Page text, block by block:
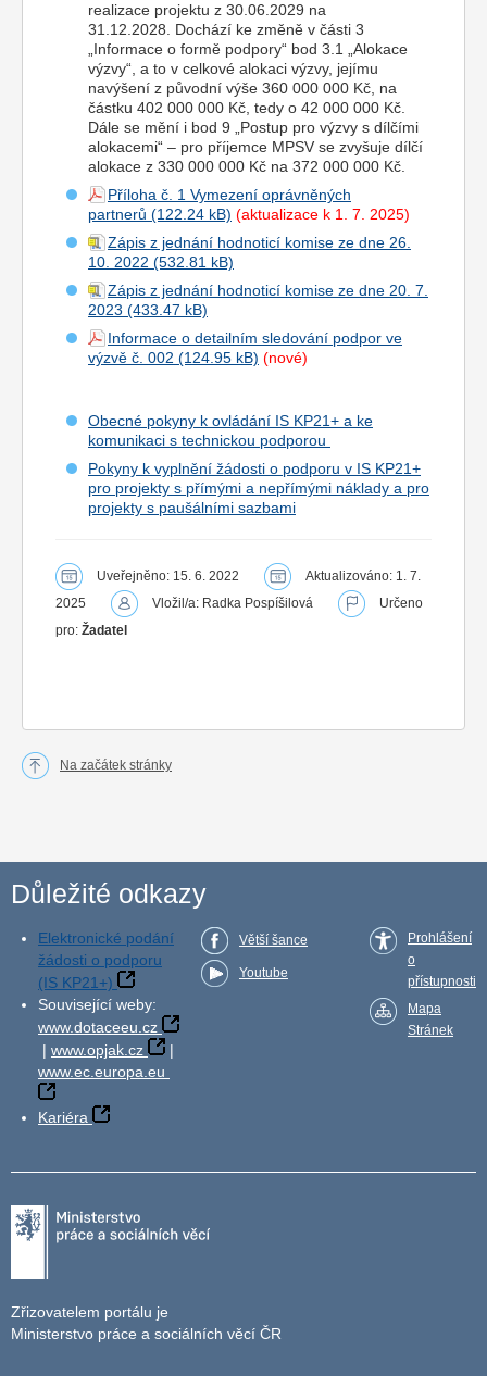
realizace projektu z 30.06.2029 na
31.12.2028. Dochází ke změně v části 3
„Informace o formě podpory“ bod 3.1 „Alokace
výzvy“, a to v celkové alokaci výzvy, jejímu
navýšení z původní výše 360 000 000 Kč, na
částku 402 000 000 Kč, tedy o 42 000 000 Kč.
Dále se mění i bod 9 „Postup pro výzvy s dílčími
alokacemi“ – pro příjemce MPSV se zvyšuje dílčí
alokace z 330 000 000 Kč na 372 000 000 Kč.
Příloha č. 1 Vymezení oprávněných
partnerů
(aktualizace k 1. 7. 2025)
Zápis z jednání hodnoticí komise ze dne 26.
10. 2022
Zápis z jednání hodnoticí komise ze dne 20. 7.
2023
Informace o detailním sledování podpor ve
výzvě č. 002
(nové)
Obecné pokyny k ovládání IS KP21+ a ke
komunikaci s technickou podporou
Pokyny k vyplnění žádosti o podporu v IS KP21+
pro projekty s přímými a nepřímými náklady a pro
projekty s paušálními sazbami
Uveřejněno: 15. 6. 2022
Aktualizováno: 1. 7.
2025
Vložil/a: Radka Pospíšilová
Určeno
pro: Žadatel
Na začátek stránky
Důležité odkazy
Elektronické podání
žádosti o podporu
(IS KP21+)
Související weby:
www.dotaceeu.cz
| www.opjak.cz
|
www.ec.europa.eu
Kariéra
Větší šance
Youtube
Prohlášení
o
přístupnosti
Mapa
Stránek
Zřizovatelem portálu je
Ministerstvo práce a sociálních věcí ČR